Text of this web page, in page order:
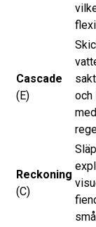
Cascade
(E)
och
Reckoning
(C)